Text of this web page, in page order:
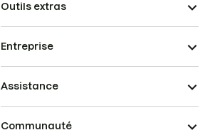
Outils extras
Entreprise
Assistance
Communauté